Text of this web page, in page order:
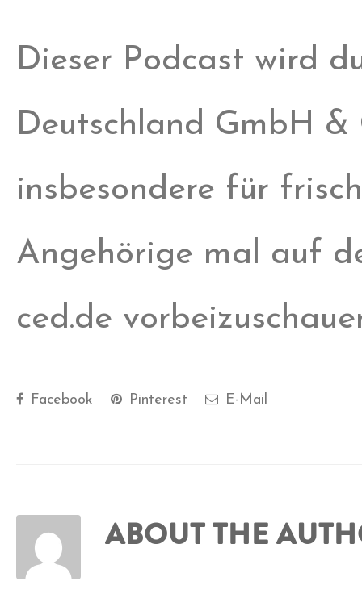
Dieser Podcast wird
Deutschland GmbH
insbesondere für
Angehörige mal auf
ced.de
Facebook Pinterest E-Mail
ABOUT THE